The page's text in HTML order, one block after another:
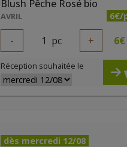
Blush Pêche Rosé bio
AVRIL 6€/
- 1 pc + 6€
Réception souhaitée le
dès mercredi 12/08